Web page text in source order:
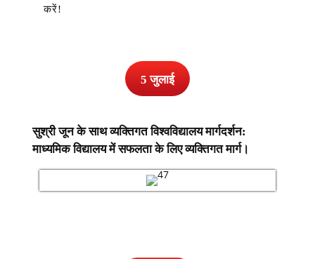
करें!
5 जुलाई
सुश्री जून के साथ व्यक्तिगत विश्वविद्यालय मार्गदर्शन:
माध्यमिक विद्यालय में सफलता के लिए व्यक्तिगत मार्ग।